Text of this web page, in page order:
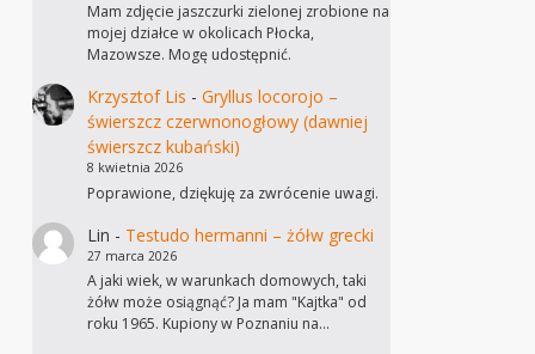
Mam zdjęcie jaszczurki zielonej zrobione na
mojej działce w okolicach Płocka,
Mazowsze. Mogę udostępnić.
Krzysztof Lis - Gryllus locorojo –
świerszcz czerwnonogłowy (dawniej
świerszcz kubański)
8 kwietnia 2026
Poprawione, dziękuję za zwrócenie uwagi.
Lin - Testudo hermanni – żółw grecki
27 marca 2026
A jaki wiek, w warunkach domowych, taki
żółw może osiągnąć? Ja mam "Kajtka" od
roku 1965. Kupiony w Poznaniu na…